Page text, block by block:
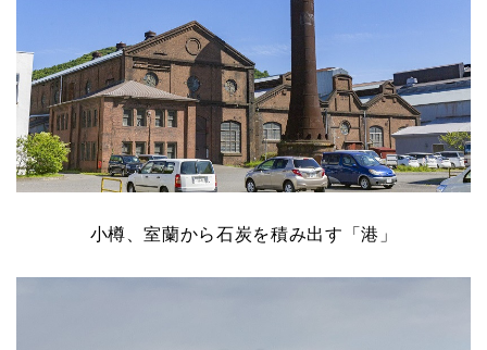
小樽、室蘭から石炭を積み出す「港」